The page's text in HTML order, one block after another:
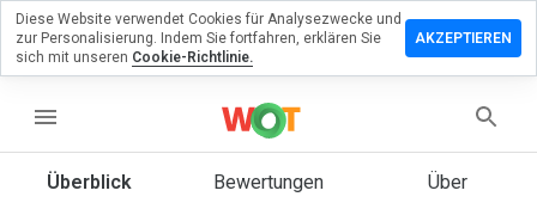
menu
Überblick Bewertungen Über
Sie
zu
Diese Website verwendet Cookies für Analysezwecke und
zur Personalisierung. Indem Sie fortfahren, erklären Sie
sich mit unseren Cookie-Richtlinie.
AKZEPTIEREN